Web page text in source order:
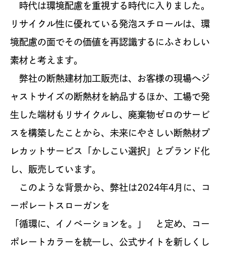
時代は環境配慮を重視する時代に入りました。
リサイクル性に優れている発泡スチロールは、環
境配慮の面でその価値を再認識するにふさわしい
素材と考えます。
弊社の断熱建材加工販売は、お客様の現場へジ
ャストサイズの断熱材を納品するほか、工場で発
生した端材もリサイクルし、廃棄物ゼロのサービ
スを構築したことから、未来にやさしい断熱材プ
レカットサービス「かしこい選択」とブランド化
し、販売しています。
このような背景から、弊社は2024年4月に、コ
ーポレートスローガンを
「循環に、イノベーションを。」 と定め、コー
ポレートカラーを統一し、公式サイトを新しくし